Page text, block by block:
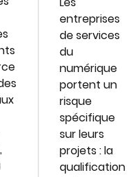
entreprises
de services
du
numérique
portent un
risque
spécifique
sur leurs
projets : la
qualification